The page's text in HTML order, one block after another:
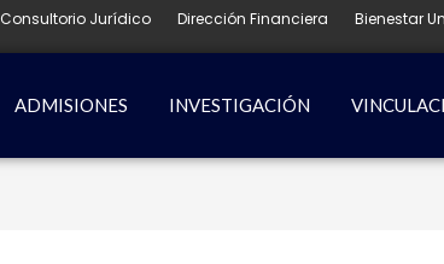
Consultorio Jurídico Dirección Financiera Bienestar
ADMISIONES INVESTIGACIÓN